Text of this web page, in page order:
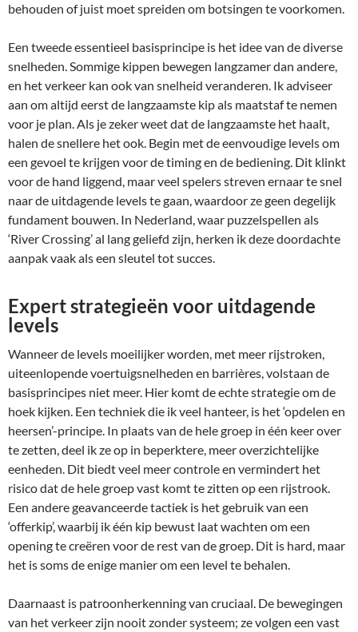
behouden of juist moet spreiden om botsingen te voorkomen.
Een tweede essentieel basisprincipe is het idee van de diverse
snelheden. Sommige kippen bewegen langzamer dan andere,
en het verkeer kan ook van snelheid veranderen. Ik adviseer
aan om altijd eerst de langzaamste kip als maatstaf te nemen
voor je plan. Als je zeker weet dat de langzaamste het haalt,
halen de snellere het ook. Begin met de eenvoudige levels om
een gevoel te krijgen voor de timing en de bediening. Dit klinkt
voor de hand liggend, maar veel spelers streven ernaar te snel
naar de uitdagende levels te gaan, waardoor ze geen degelijk
fundament bouwen. In Nederland, waar puzzelspellen als
‘River Crossing’ al lang geliefd zijn, herken ik deze doordachte
aanpak vaak als een sleutel tot succes.
Expert strategieën voor uitdagende
levels
Wanneer de levels moeilijker worden, met meer rijstroken,
uiteenlopende voertuigsnelheden en barrières, volstaan de
basisprincipes niet meer. Hier komt de echte strategie om de
hoek kijken. Een techniek die ik veel hanteer, is het ‘opdelen en
heersen’-principe. In plaats van de hele groep in één keer over
te zetten, deel ik ze op in beperktere, meer overzichtelijke
eenheden. Dit biedt veel meer controle en vermindert het
risico dat de hele groep vast komt te zitten op een rijstrook.
Een andere geavanceerde tactiek is het gebruik van een
‘offerkip’, waarbij ik één kip bewust laat wachten om een
opening te creëren voor de rest van de groep. Dit is hard, maar
het is soms de enige manier om een level te behalen.
Daarnaast is patroonherkenning van cruciaal. De bewegingen
van het verkeer zijn nooit zonder systeem; ze volgen een vast